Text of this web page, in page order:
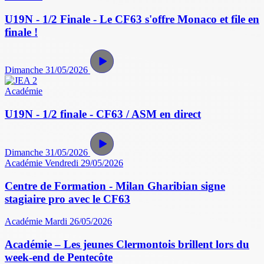
U19N - 1/2 Finale - Le CF63 s'offre Monaco et file en
finale !
Dimanche 31/05/2026
Académie
U19N - 1/2 finale - CF63 / ASM en direct
Dimanche 31/05/2026
Académie Vendredi 29/05/2026
Centre de Formation - Milan Gharibian signe
stagiaire pro avec le CF63
Académie Mardi 26/05/2026
Académie – Les jeunes Clermontois brillent lors du
week-end de Pentecôte